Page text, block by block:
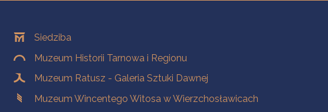
OddziałySiedziba
Muzeum Historii Tarnowa i Regionu
Muzeum Ratusz - Galeria Sztuki Dawnej
Muzeum Wincentego Witosa w Wierzchosławicach